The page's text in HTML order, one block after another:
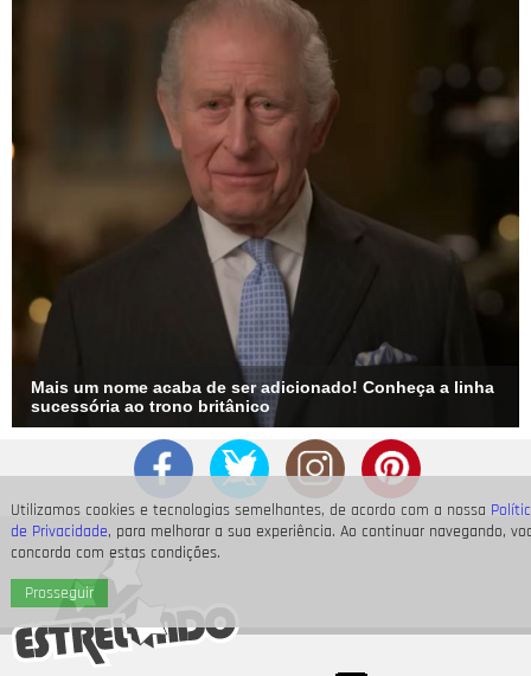
Utilizamos cookies e tecnologias semelhantes, de acordo com a nossa
de Privacidade, para melhorar a sua experiência. Ao continuar navegando,
concorda com estas condições.
Prosseguir
Mais um nome acaba de ser adicionado! Conheça a linha
sucessória ao trono britânico